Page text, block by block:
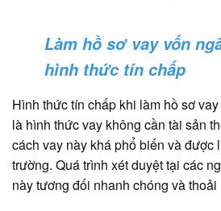
Làm hồ sơ vay vốn
hình thức tín chấp
Hình thức tín chấp khi làm hồ sơ
là hình thức vay không cần tài sản
cách vay này khá phổ biến và được
trường. Quá trình xét duyệt tại các
này tương đối nhanh chóng và thoải